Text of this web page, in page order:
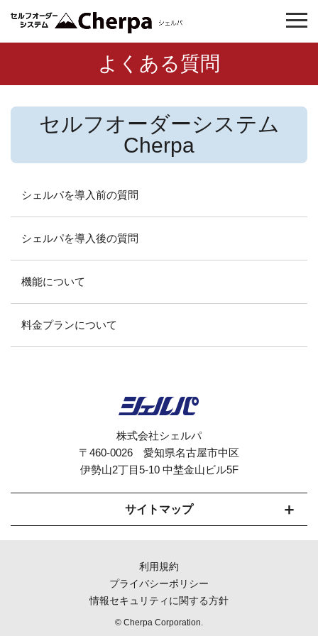
よくある質問
セルフオーダーシステム
Cherpa
シェルパを導入前の質問
シェルパを導入後の質問
機能について
料金プランについて
株式会社シェルパ
〒460-0026 愛知県名古屋市中区
伊勢山2丁目5-10 中埜金山ビル5F
サイトマップ
利用規約
プライバシーポリシー
情報セキュリティに関する方針
© Cherpa Corporation.